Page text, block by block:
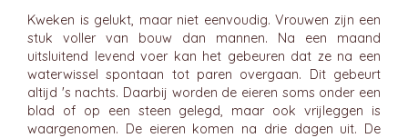
Kweken is gelukt, maar niet eenvoudig. Vrouwen zijn een
stuk voller van bouw dan mannen. Na een maand
uitsluitend levend voer kan het gebeuren dat ze na een
waterwissel spontaan tot paren overgaan. Dit gebeurt
altijd 's nachts. Daarbij worden de eieren soms onder een
blad of op een steen gelegd, maar ook vrijleggen is
waargenomen. De eieren komen na drie dagen uit. De